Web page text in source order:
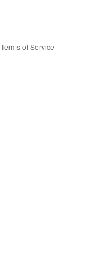
Terms of Service